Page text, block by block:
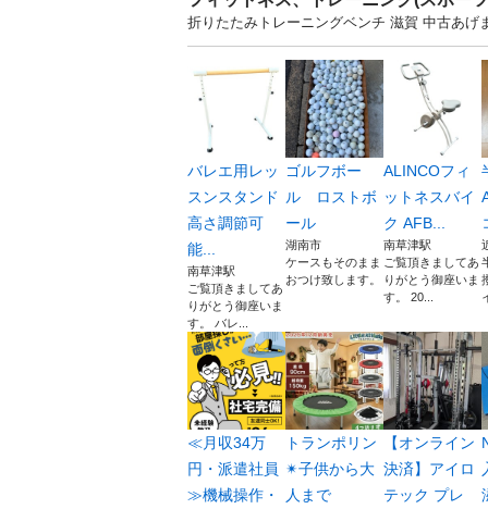
折りたたみトレーニングベンチ 滋賀 中古あげ
バレエ用レッ
スンスタンド
高さ調節可
能...
南草津駅
ご覧頂きましてあ
りがとう御座いま
す。 バレ...
ゴルフボー
ル ロストボ
ール
湖南市
ケースもそのまま
おつけ致します。
ALINCOフィ
ットネスバイ
ク AFB...
南草津駅
ご覧頂きましてあ
りがとう御座いま
す。 20...
≪月収34万
円・派遣社員
≫機械操作・
トランポリン
✴︎子供から大
人まで
【オンライン
決済】アイロ
テック プレ